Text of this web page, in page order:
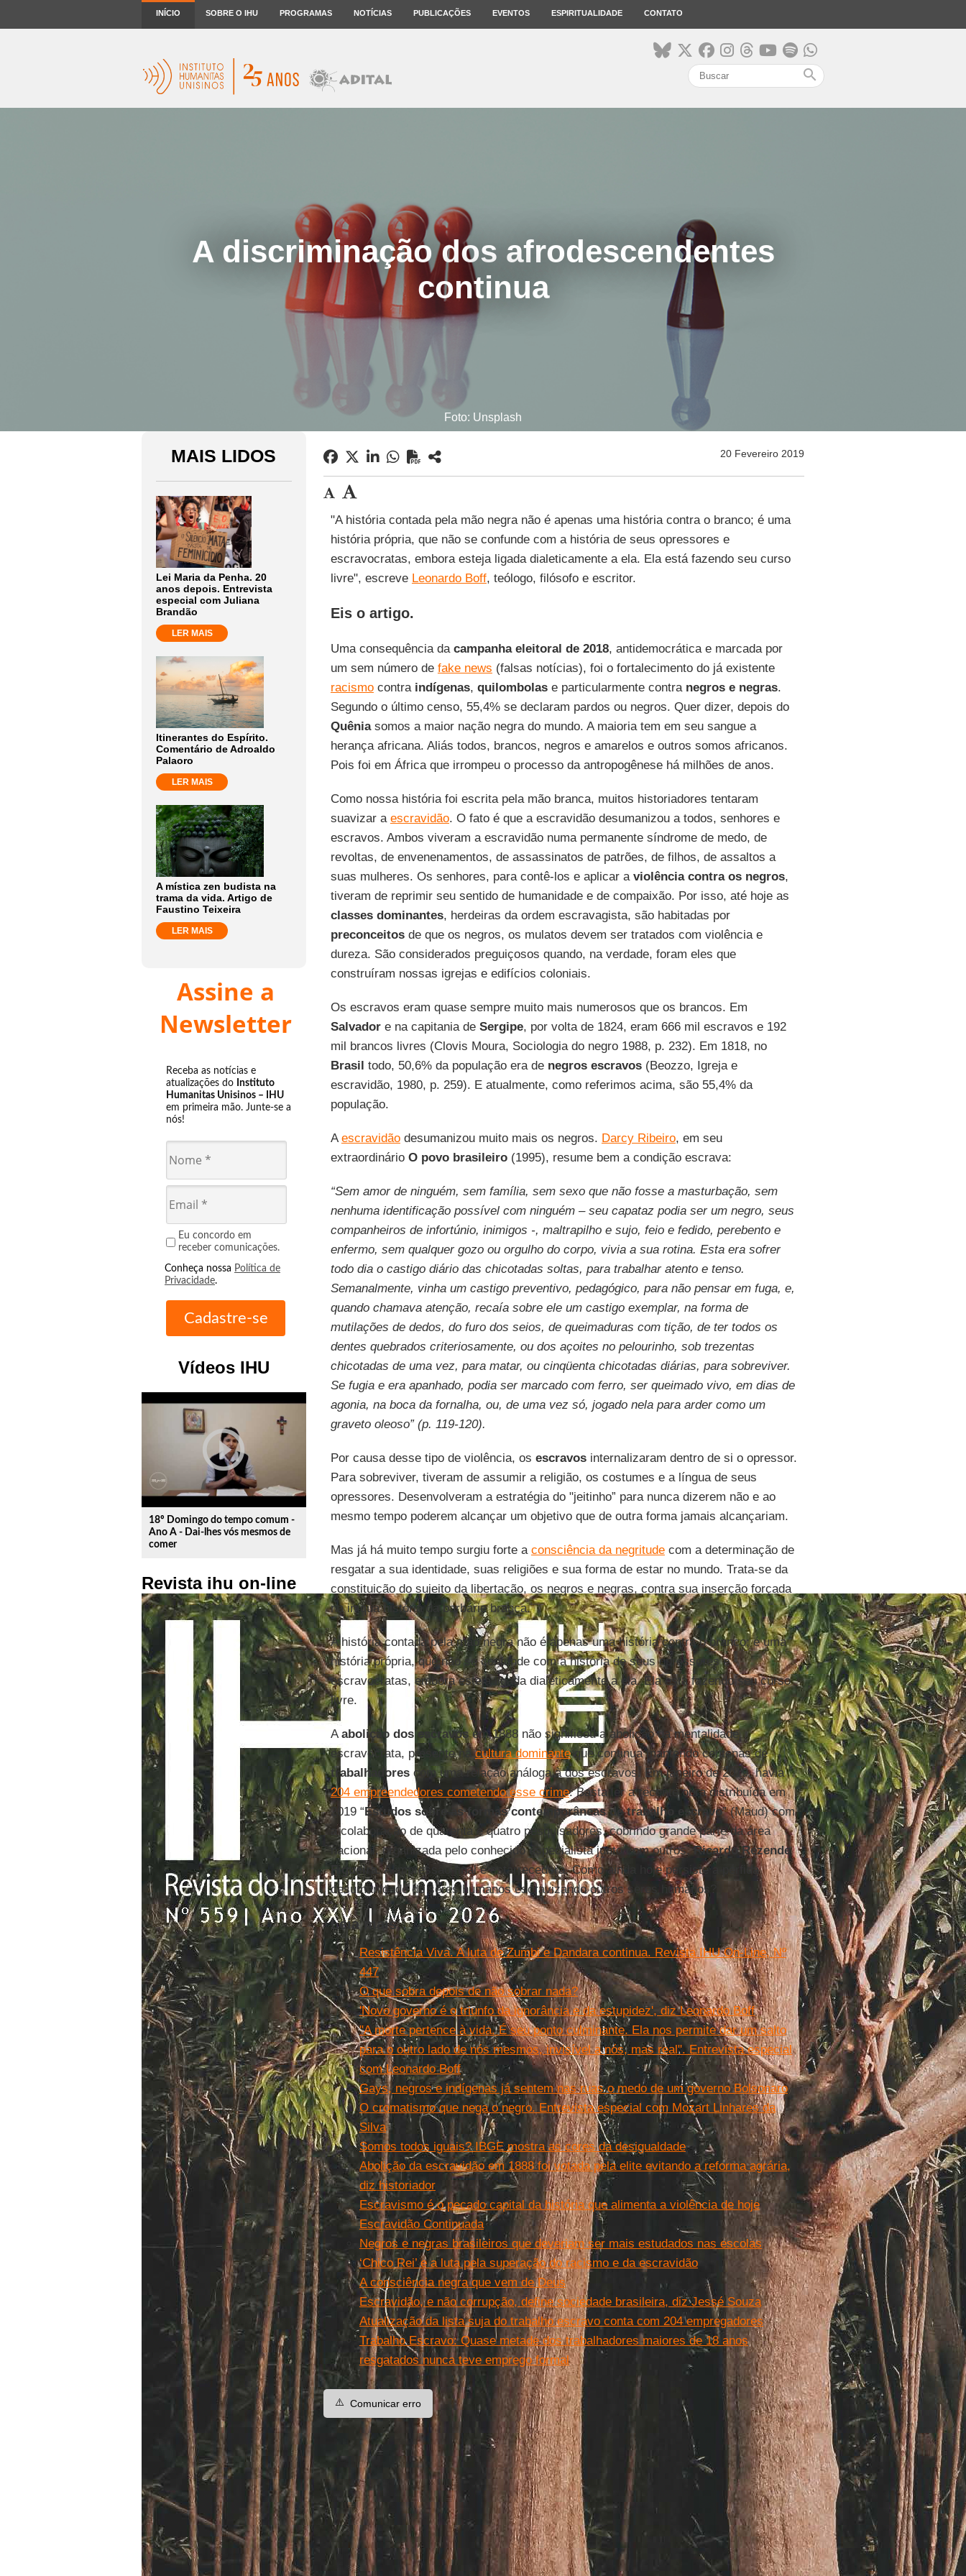
INÍCIO SOBRE O IHU PROGRAMAS NOTÍCIAS PUBLICAÇÕES EVENTOS ESPIRITUALIDADE CONTATO
search
A discriminação dos afrodescendentes
continua
Foto: Unsplash
MAIS LIDOS
Lei Maria da Penha. 20
anos depois. Entrevista
especial com Juliana
Brandão
LER MAIS
Itinerantes do Espírito.
Comentário de Adroaldo
Palaoro
LER MAIS
A mística zen budista na
trama da vida. Artigo de
Faustino Teixeira
LER MAIS
Assine a
Newsletter
Receba as notícias e
atualizações do Instituto
Humanitas Unisinos – IHU
em primeira mão. Junte-se a
nós!
Eu concordo em
receber comunicações.
Conheça nossa Política de
Privacidade.
Vídeos IHU
play_circle_outline
18º Domingo do tempo comum -
Ano A - Dai-lhes vós mesmos de
comer
Revista ihu on-line
20 Fevereiro 2019
"A história contada pela mão negra não é apenas uma história contra o branco; é uma
história própria, que não se confunde com a história de seus opressores e
escravocratas, embora esteja ligada dialeticamente a ela. Ela está fazendo seu curso
livre", escreve Leonardo Boff, teólogo, filósofo e escritor.
Eis o artigo.
Uma consequência da campanha eleitoral de 2018, antidemocrática e marcada por
um sem número de fake news (falsas notícias), foi o fortalecimento do já existente
racismocontra indígenas, quilombolase particularmente contra negros e negras.
Segundo o último censo, 55,4% se declaram pardos ou negros. Quer dizer, depois do
Quêniasomos a maior nação negra do mundo. A maioria tem em seu sangue a
herança africana. Aliás todos, brancos, negros e amarelos e outros somos africanos.
Pois foi em África que irrompeu o processo da antropogênese há milhões de anos.
Como nossa história foi escrita pela mão branca, muitos historiadores tentaram
suavizar a escravidão. O fato é que a escravidão desumanizou a todos, senhores e
escravos. Ambos viveram a escravidão numa permanente síndrome de medo, de
revoltas, de envenenamentos, de assassinatos de patrões, de filhos, de assaltos a
suas mulheres. Os senhores, para contê-los e aplicar a violência contra os negros,
tiveram de reprimir seu sentido de humanidade e de compaixão. Por isso, até hoje as
classes dominantes, herdeiras da ordem escravagista, são habitadas por
preconceitosde que os negros, os mulatos devem ser tratados com violência e
dureza. São considerados preguiçosos quando, na verdade, foram eles que
construíram nossas igrejas e edifícios coloniais.
Os escravos eram quase sempre muito mais numerosos que os brancos. Em
Salvadore na capitania de Sergipe, por volta de 1824, eram 666 mil escravos e 192
mil brancos livres (Clovis Moura, Sociologia do negro 1988, p. 232). Em 1818, no
Brasil todo, 50,6% da população era de negros escravos(Beozzo, Igreja e
escravidão, 1980, p. 259). E atualmente, como referimos acima, são 55,4% da
população.
Aescravidãodesumanizou muito mais os negros. Darcy Ribeiro, em seu
extraordinárioO povo brasileiro(1995), resume bem a condição escrava:
“Sem amor de ninguém, sem família, sem sexo que não fosse a masturbação, sem
nenhuma identificação possível com ninguém – seu capataz podia ser um negro, seus
companheiros de infortúnio, inimigos -, maltrapilho e sujo, feio e fedido, perebento e
enfermo, sem qualquer gozo ou orgulho do corpo, vivia a sua rotina. Esta era sofrer
todo dia o castigo diário das chicotadas soltas, para trabalhar atento e tenso.
Semanalmente, vinha um castigo preventivo, pedagógico, para não pensar em fuga, e,
quando chamava atenção, recaía sobre ele um castigo exemplar, na forma de
mutilações de dedos, do furo dos seios, de queimaduras com tição, de ter todos os
dentes quebrados criteriosamente, ou dos açoites no pelourinho, sob trezentas
chicotadas de uma vez, para matar, ou cinqüenta chicotadas diárias, para sobreviver.
Se fugia e era apanhado, podia ser marcado com ferro, ser queimado vivo, em dias de
agonia, na boca da fornalha, ou, de uma vez só, jogado nela para arder como um
graveto oleoso” (p. 119-120).
Por causa desse tipo de violência, os escravosinternalizaram dentro de si o opressor.
Para sobreviver, tiveram de assumir a religião, os costumes e a língua de seus
opressores. Desenvolveram a estratégia do "jeitinho” para nunca dizerem não e ao
mesmo tempo poderem alcançar um objetivo que de outra forma jamais alcançariam.
Mas já há muito tempo surgiu forte a consciência da negritudecom a determinação de
resgatar a sua identidade, suas religiões e sua forma de estar no mundo. Trata-se da
constituição do sujeito da libertação, os negros e negras, contra sua inserção forçada
na iníqua história da barbárie branca.
A história contada pela mão negra não é apenas uma história contra o branco; é uma
história própria, que não se confunde com a história de seus opressores e
escravocratas, embora esteja ligada dialeticamente a ela. Ela está fazendo seu curso
livre.
Aabolição dos escravosem 1888 não significou a abolição da mentalidade
escravocrata, presente nacultura dominanteque continua mantendo centenas de
trabalhadorescom uma relação análoga à dos escravos. Em janeiro de 2019, havia
204 empreendedores cometendo esse crime. Basta ler a recente obra distribuída em
2019 “Estudos sobre as formas contemporâneas de trabalho escravo” (Maud) com
a colaboração de quarenta e quatro pesquisadores, cobrindo grande parte da área
nacional, organizada pelo conhecido especialista junto com outros,Ricardo Rezende
Figueira. A impressão final é estarrecedora. Como ainda hoje persiste a pérfida
desumanidade de seres humanos escravizando outros seres humanos?
Leia mais
Resistência Viva. A luta de Zumbi e Dandara continua. Revista IHU On-Line, Nº
447
O que sobra depois de não sobrar nada?
'Novo governo é o triunfo da ignorância e da estupidez', diz Leonardo Boff
"A morte pertence à vida. É seu ponto culminante. Ela nos permite dar um salto
para o outro lado de nós mesmos, invisível a nós, mas real". Entrevista especial
com Leonardo Boff
Gays, negros e indígenas já sentem nas ruas o medo de um governo Bolsonaro
O cromatismo que nega o negro. Entrevista especial com Mozart Linhares da
Silva
Somos todos iguais? IBGE mostra as cores da desigualdade
Abolição da escravidão em 1888 foi votada pela elite evitando a reforma agrária,
diz historiador
Escravismo é o pecado capital da história que alimenta a violência de hoje
Escravidão Continuada
Negros e negras brasileiros que deveriam ser mais estudados nas escolas
‘Chico Rei’ e a luta pela superação do racismo e da escravidão
A consciência negra que vem de Deus
Escravidão, e não corrupção, define sociedade brasileira, diz Jessé Souza
Atualização da lista suja do trabalho escravo conta com 204 empregadores
Trabalho Escravo: Quase metade dos trabalhadores maiores de 18 anos
resgatados nunca teve emprego formal
⚠️ Comunicar erro